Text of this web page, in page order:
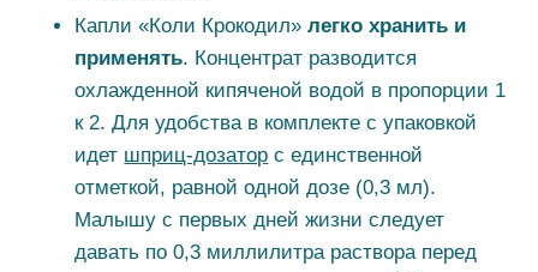
Капли «Коли Крокодил»легко хранить и
применять. Концентрат разводится
охлажденной кипяченой водой в пропорции 1
к 2. Для удобства в комплекте с упаковкой
идет шприц-дозатор с единственной
отметкой, равной одной дозе (0,3 мл).
Малышу с первых дней жизни следует
давать по 0,3 миллилитра раствора перед